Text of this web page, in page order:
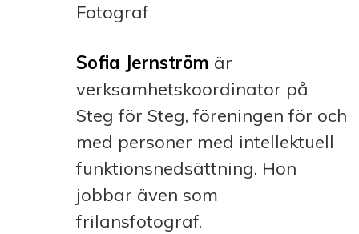
Fotograf
Sofia Jernström är
verksamhetskoordinator på
Steg för Steg, föreningen för och
med personer med intellektuell
funktionsnedsättning. Hon
jobbar även som
frilansfotograf.